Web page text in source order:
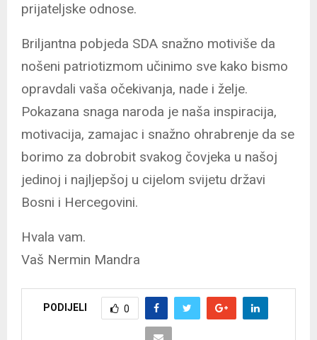
prijateljske odnose.
Briljantna pobjeda SDA snažno motiviše da
nošeni patriotizmom učinimo sve kako bismo
opravdali vaša očekivanja, nade i želje.
Pokazana snaga naroda je naša inspiracija,
motivacija, zamajac i snažno ohrabrenje da se
borimo za dobrobit svakog čovjeka u našoj
jedinoj i najljepšoj u cijelom svijetu državi
Bosni i Hercegovini.
Hvala vam.
Vaš Nermin Mandra
PODIJELI 0